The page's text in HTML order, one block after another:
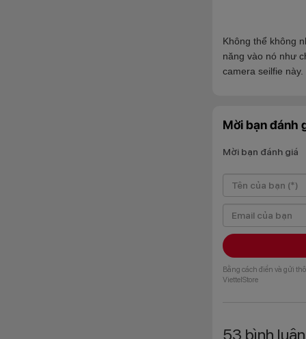
Không thể không
năng vào nó như
camera seilfie này.
Mời bạn đánh
Mời bạn đánh giá
Bằng cách điền và gửi
ViettelStore
53 bình luận